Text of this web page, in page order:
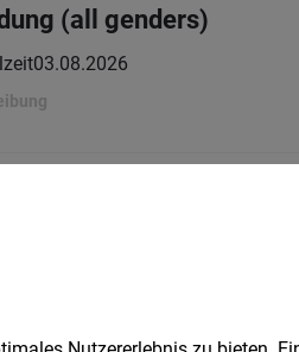
(all genders)
03.08.2026